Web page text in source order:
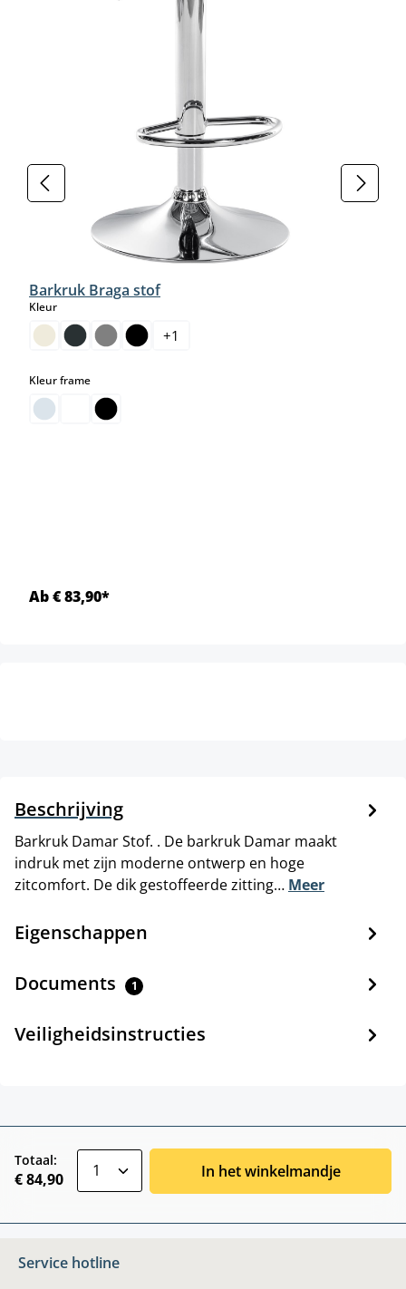
Barkruk Braga stof
Kleurselect
+1
Kleur frameselect
Ab € 83,90*
Beschrijving
Barkruk Damar Stof. . De barkruk Damar maakt
indruk met zijn moderne ontwerp en hoge
zitcomfort. De dik gestoffeerde zitting… Meer
Eigenschappen
Documents 1
Veiligheidsinstructies
Totaal:
€ 84,90 In het winkelmandje
Service hotline